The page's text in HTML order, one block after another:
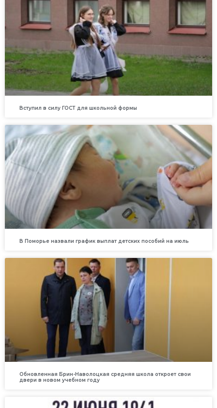
Вступил в силу ГОСТ для школьной формы
В Поморье назвали график выплат детских пособий на июль
Обновленная Брин-Наволоцкая средняя школа откроет свои
двери в новом учебном году